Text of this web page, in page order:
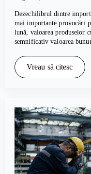
Dezechilibrul dintre
mai importante provocări
lună, valoarea produselor
semnificativ valoarea
Vreau să citesc